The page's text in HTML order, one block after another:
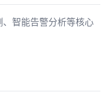
智能告警分析等核心